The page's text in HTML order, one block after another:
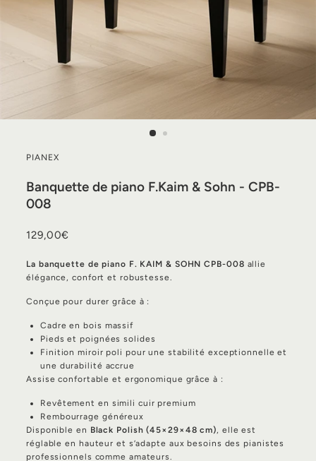
PIANEX
Banquette de piano F.Kaim & Sohn - CPB-
008
Prix
129,00€
La banquette de piano F. KAIM & SOHN CPB-008 allie
élégance, confort et robustesse.
Conçue pour durer grâce à :
Cadre en bois massif
Pieds et poignées solides
Finition miroir poli pour une stabilité exceptionnelle et
une durabilité accrue
Assise confortable et ergonomique grâce à :
Revêtement en simili cuir premium
Rembourrage généreux
Disponible en Black Polish (45×29×48 cm), elle est
réglable en hauteur et s’adapte aux besoins des pianistes
professionnels comme amateurs.